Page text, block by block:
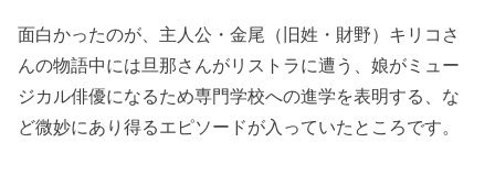
面白かったのが、主人公・金尾（旧姓・財野）キリコさ
んの物語中には旦那さんがリストラに遭う、娘がミュー
ジカル俳優になるため専門学校への進学を表明する、な
ど微妙にあり得るエピソードが入っていたところです。